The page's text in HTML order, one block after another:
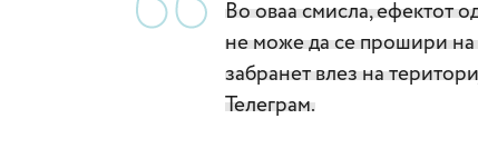
Во оваа смисла, ефектот
не може да се прошири на
забранет влез на
Телеграм.